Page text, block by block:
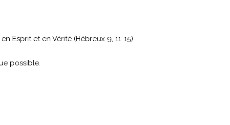
Esprit et en Vérité (Hébreux 9, 11-15).
possible.